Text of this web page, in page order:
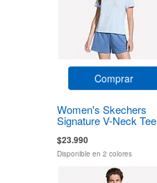
Comprar
Women's Skechers
Signature V-Neck Tee
$23.990
Disponible en 2 colores